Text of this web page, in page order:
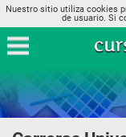
Nuestro sitio utiliza cookies
de usuario. Si